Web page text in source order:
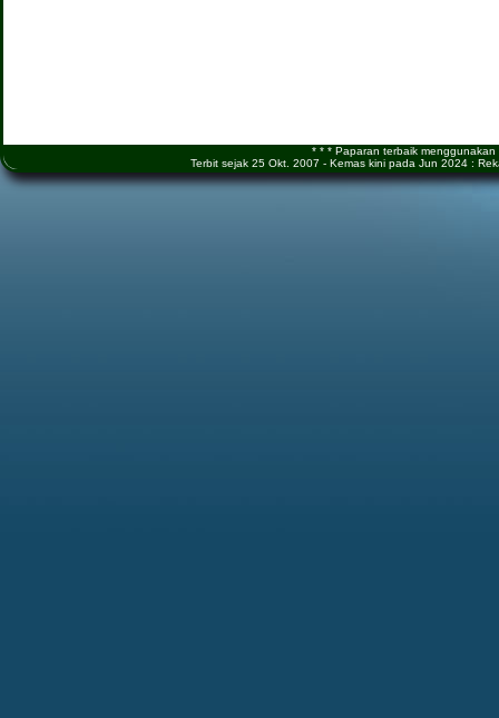
* * * Paparan terbaik
Terbit sejak 25 Okt. 2007 - Kemas kini pada Jun 2024 :